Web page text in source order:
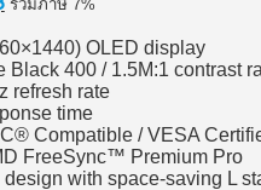
price
is:
24,990 ฿.
รวมภาษี 7%
OLED display
Black 400 / 1.5M:1 contrast
refresh rate
time
Compatible / VESA
FreeSync™ Premium Pro
with space-saving L